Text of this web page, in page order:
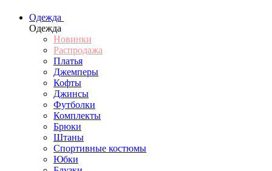
Одежда
Одежда
Новинки
Распродажа
Платья
Джемперы
Кофты
Джинсы
Футболки
Комплекты
Брюки
Штаны
Спортивные костюмы
Юбки